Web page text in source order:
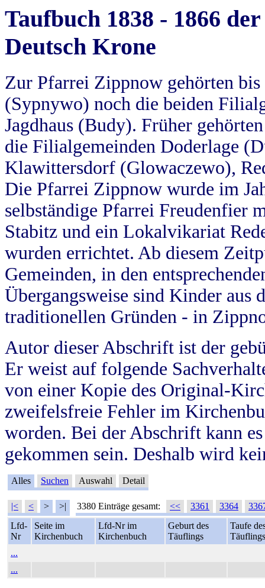
Taufbuch 1838 - 1866
Deutsch Krone
Zur Pfarrei Zippnow gehörten
(Sypnywo) noch die beiden
Jagdhaus (Budy). Früher
die Filialgemeinden Doderlage
Klawittersdorf (Glowaczewo),
Die Pfarrei Zippnow wurde im
selbständige Pfarrei Freudenfier
Stabitz und ein Lokalvikariat
wurden errichtet. Ab diesem
Gemeinden, in den
Übergangsweise sind Kinder aus
traditionellen Gründen - in
Autor dieser Abschrift ist der
Er weist auf folgende
von einer Kopie des Original-
zweifelsfreie Fehler im
worden. Bei der Abschrift kann
gekommen sein. Deshalb wird
Alles Suchen Auswahl Detail
|< < > >| 3380 Einträge gesamt: << 3361 3364
Lfd-
Nr
Seite im
Kirchenbuch
Lfd-Nr im
Kirchenbuch
Geburt des
Täuflings
Taufe
Täuflings
...
...